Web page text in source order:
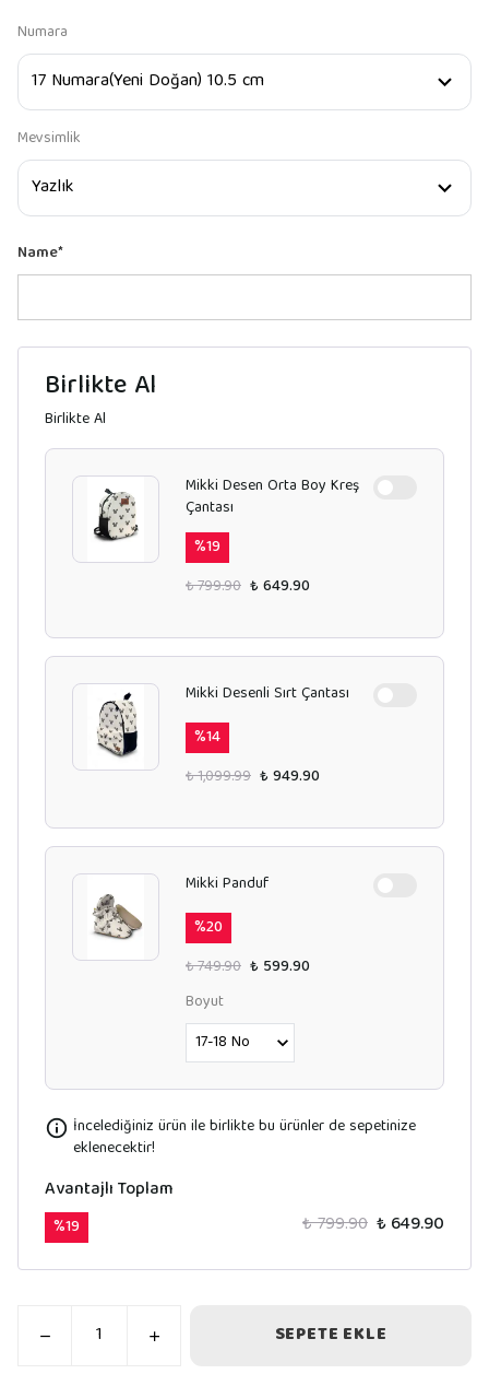
Numara
Mevsimlik
Name*
Birlikte Al
Birlikte Al
Mikki Desen Orta Boy Kreş
Çantası
%19
₺ 799.90 ₺ 649.90
Mikki Desenli Sırt Çantası
%14
₺ 1,099.99 ₺ 949.90
Mikki Panduf
%20
₺ 749.90 ₺ 599.90
Boyut
İncelediğiniz ürün ile birlikte bu ürünler de sepetinize
eklenecektir!
Avantajlı Toplam
%19 ₺ 799.90 ₺ 649.90
SEPETE EKLE